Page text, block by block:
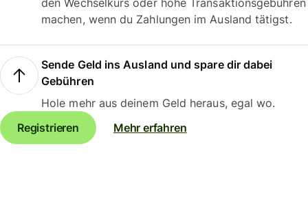
den Wechselkurs oder hohe Transaktionsgebühren
machen, wenn du Zahlungen im Ausland tätigst.
Sende Geld ins Ausland und spare dir dabei
Gebühren
Hole mehr aus deinem Geld heraus, egal wo.
Registrieren
Mehr erfahren